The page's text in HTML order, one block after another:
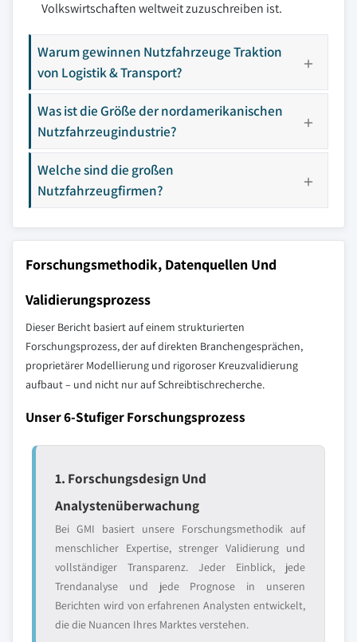
Volkswirtschaften weltweit zuzuschreiben ist.
Warum gewinnen Nutzfahrzeuge Traktion
von Logistik & Transport?
Was ist die Größe der nordamerikanischen
Nutzfahrzeugindustrie?
Welche sind die großen
Nutzfahrzeugfirmen?
Forschungsmethodik, Datenquellen Und
Validierungsprozess
Dieser Bericht basiert auf einem strukturierten
Forschungsprozess, der auf direkten Branchengesprächen,
proprietärer Modellierung und rigoroser Kreuzvalidierung
aufbaut – und nicht nur auf Schreibtischrecherche.
Unser 6-Stufiger Forschungsprozess
1. Forschungsdesign Und
Analystenüberwachung
Bei GMI basiert unsere Forschungsmethodik auf
menschlicher Expertise, strenger Validierung und
vollständiger Transparenz. Jeder Einblick, jede
Trendanalyse und jede Prognose in unseren
Berichten wird von erfahrenen Analysten entwickelt,
die die Nuancen Ihres Marktes verstehen.